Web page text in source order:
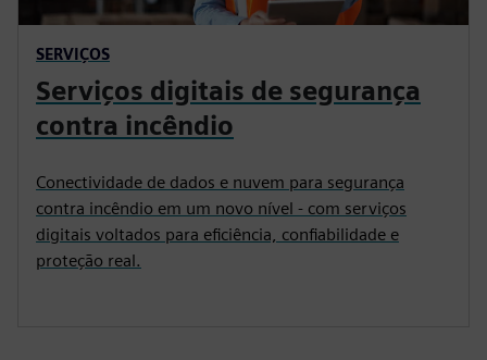
SERVIÇOS
Serviços digitais de segurança
contra incêndio
Conectividade de dados e nuvem para segurança
contra incêndio em um novo nível - com serviços
digitais voltados para eficiência, confiabilidade e
proteção real.